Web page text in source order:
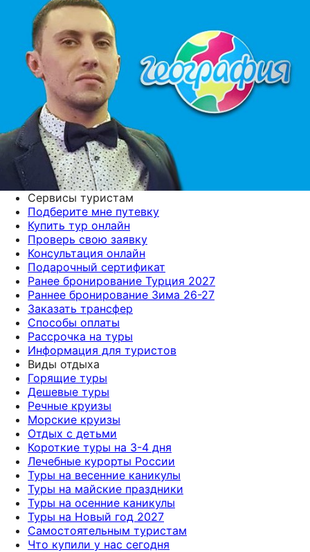
Сервисы туристам
Подберите мне путевку
Купить тур онлайн
Проверь свою заявку
Консультация онлайн
Подарочный сертификат
Ранее бронирование Турция 2027
Раннее бронирование Зима 26-27
Заказать трансфер
Способы оплаты
Рассрочка на туры
Информация для туристов
Виды отдыха
Горящие туры
Дешевые туры
Речные круизы
Морские круизы
Отдых с детьми
Короткие туры на 3-4 дня
Лечебные курорты России
Туры на весенние каникулы
Туры на майские праздники
Туры на осенние каникулы
Туры на Новый год 2027
Самостоятельным туристам
Что купили у нас сегодня